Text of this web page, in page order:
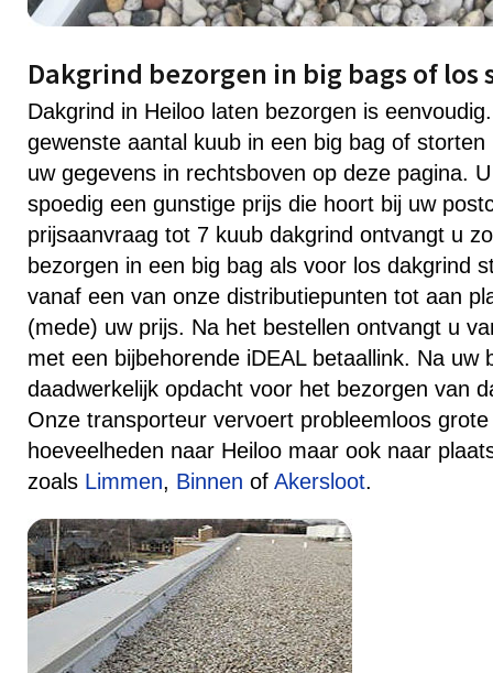
Dakgrind bezorgen in big bags of
Dakgrind in Heiloo laten bezorgen is
gewenste aantal kuub in een big bag of
uw gegevens in rechtsboven op deze pagina.
spoedig een gunstige prijs die hoort bij uw
prijsaanvraag tot 7 kuub dakgrind ontvangt u
bezorgen in een big bag als voor los dakgrind
vanaf een van onze distributiepunten tot aan
(mede) uw prijs. Na het bestellen ontvangt u
met een bijbehorende iDEAL betaallink. Na uw
daadwerkelijk opdacht voor het bezorgen van
Onze transporteur vervoert probleemloos
hoeveelheden naar Heiloo maar ook naar
zoals Limmen, Binnen of Akersloot.